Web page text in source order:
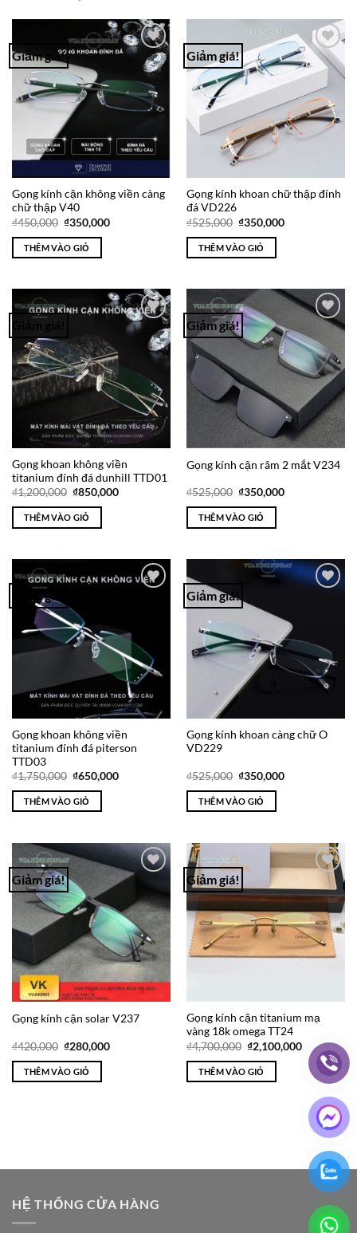
Giảm giá!
Add to
Wishlist
Gọng kính cận không viền càng
chữ thập V40
₫450,000 Giá
là:
₫450,000.
₫350,000Giá
THÊM VÀO GIỎ
Giảm giá!
Add to
Wishlist
Gọng kính khoan chữ thập đính
đá VD226
₫525,000 Giá
là:
₫525,000.
₫350,000Giá
THÊM VÀO GIỎ
Add to
Wishlist
Gọng khoan không viền
titanium đính đá dunhill TTD01
₫1,200,000 Giá
là:
₫1,200,000.
₫850,000Giá
THÊM VÀO GIỎ
Giảm giá!
Add to
Wishlist
Gọng kính cận râm 2 mắt V234
₫525,000 Giá
là:
₫525,000.
₫350,000Giá
THÊM VÀO GIỎ
Giảm giá!
Gọng khoan không viền
titanium đính đá piterson
TTD03
₫1,750,000 Giá
là:
₫1,750,000.
₫650,000Giá
THÊM VÀO GIỎ
Giảm giá!
Gọng kính khoan càng chữ O
VD229
₫525,000 Giá
là:
₫525,000.
₫350,000Giá
THÊM VÀO GIỎ
Giảm giá!
Gọng kính cận solar V237
₫420,000 Giá
là:
₫420,000.
₫280,000Giá
THÊM VÀO GIỎ
Giảm giá!
Wishlist
Gọng kính cận titanium mạ
vàng 18k omega TT24
₫4,700,000 Giá
gốc
là:
₫4,700,000.
₫2,100,000Giá
hiện
tại
là:
THÊM VÀO GIỎ
HỆ THỐNG CỬA HÀNG